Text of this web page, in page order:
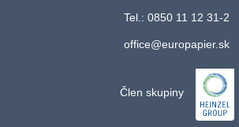
Tel.: 0850 11 12 31-2
office@europapier.sk
Člen skupiny